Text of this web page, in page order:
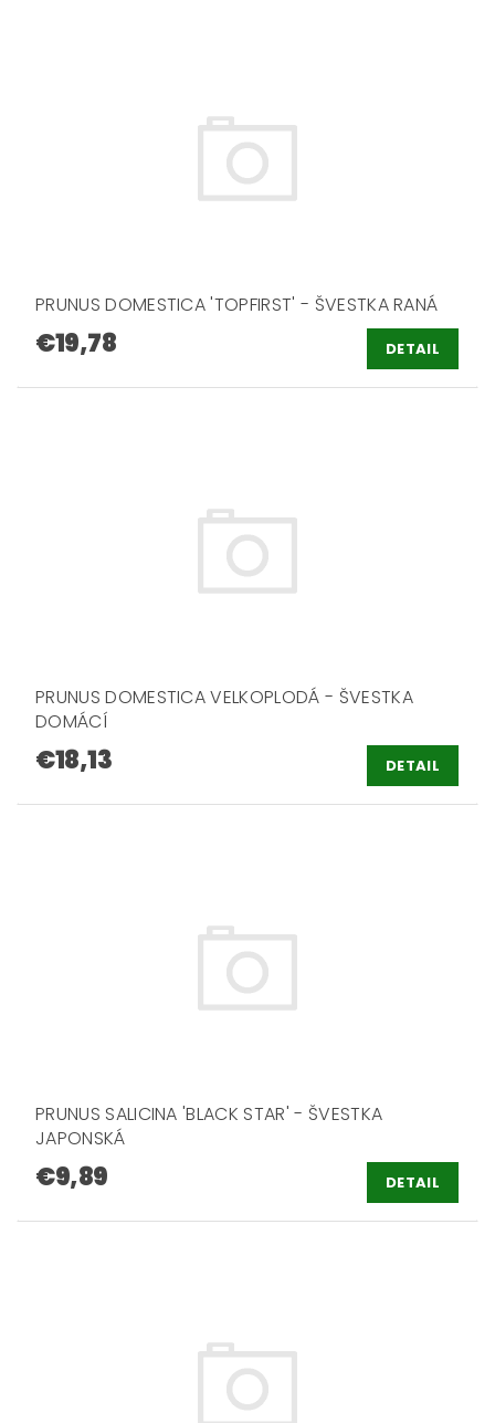
PRUNUS DOMESTICA 'TOPFIRST' - ŠVESTKA RANÁ
€19,78 DETAIL
PRUNUS DOMESTICA VELKOPLODÁ - ŠVESTKA
DOMÁCÍ
€18,13 DETAIL
PRUNUS SALICINA 'BLACK STAR' - ŠVESTKA
JAPONSKÁ
€9,89 DETAIL